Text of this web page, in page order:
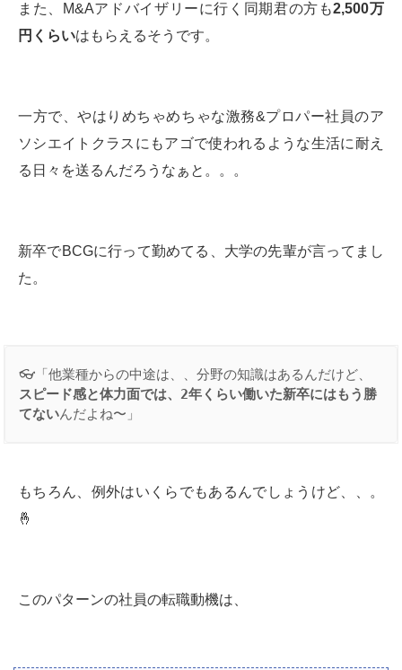
また、M&Aアドバイザリーに行く同期君の方も2,500万
円くらいはもらえるそうです。
一方で、やはりめちゃめちゃな激務&プロパー社員のア
ソシエイトクラスにもアゴで使われるような生活に耐え
る日々を送るんだろうなぁと。。。
新卒でBCGに行って勤めてる、大学の先輩が言ってまし
た。
👓「他業種からの中途は、、分野の知識はあるんだけど、
スピード感と体力面では、 2年くらい働いた新卒にはもう勝
てないんだよね〜」
もちろん、例外はいくらでもあるんでしょうけど、、。
🤞
このパターンの社員の転職動機は、